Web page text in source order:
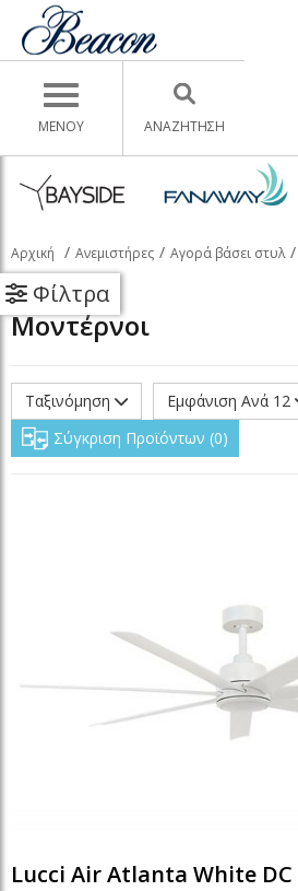
Toggle navigation
ΜΕΝΟΥ ΑΝΑΖΉΤΗΣΗ
Αρχική Ανεμιστήρες Αγορά βάσει στυλ
Φίλτρα
Μοντέρνοι
Ταξινόμηση
Εμφάνιση Ανά 12
Σύγκριση Προϊόντων 0
Lucci Air Atlanta White DC